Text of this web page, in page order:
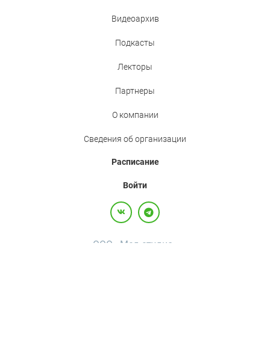
Видеоархив
Подкасты
Лекторы
Партнеры
О компании
Сведения об организации
Расписание
Войти
ООО «Мед.студио»